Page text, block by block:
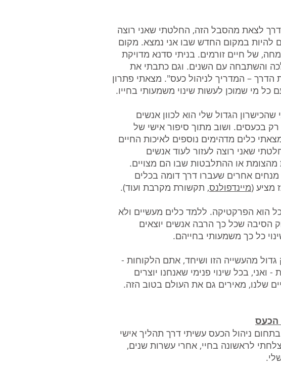
לצאת מהסבל הזה, החלטתי שאני רוצה
להיות במקום החדש שבו אני נמצא. מקום
של חיים זורמים. בניתי סדנא מדויקת
והשתבחה עם השנים. וגם כתבתי את
– המדריך לניהול כעס". מצאתי פתרון
כל מי שמוכן לעשות שינוי משמעותי בחייו.
הגדול שלי הוא לכוון אנשים
בכעסים. ושוב מתוך סיפור אישי של
כלים מדהימים נוספים לאיכות החיים
שאני רוצה לעזור לעוד אנשים
או ההתלבטות שבו הם מצויים.
אחרים שעברו דרך דומה בכלים
מציע (מיינדפולנס, תקשורת מקרבת ועוד).
הוא הפרקטיקה. ללמד כלים מעשיים ולא
הסיבה שכל כך הרבה אנשים יוצאים
כל כך משמעותי בחייהם.
גדול מהעשייה הזו ושיחד, אתם הלקוחות -
ואני, בכל שינוי פנימי שאנחנו יוצרים
שלנו, מאירים גם את העולם בטוב הזה.
הכעס
ניהול הכעס עשיתי דרך תהליך אישי
לראשונה בחיי, אחרי עשרות שנים,